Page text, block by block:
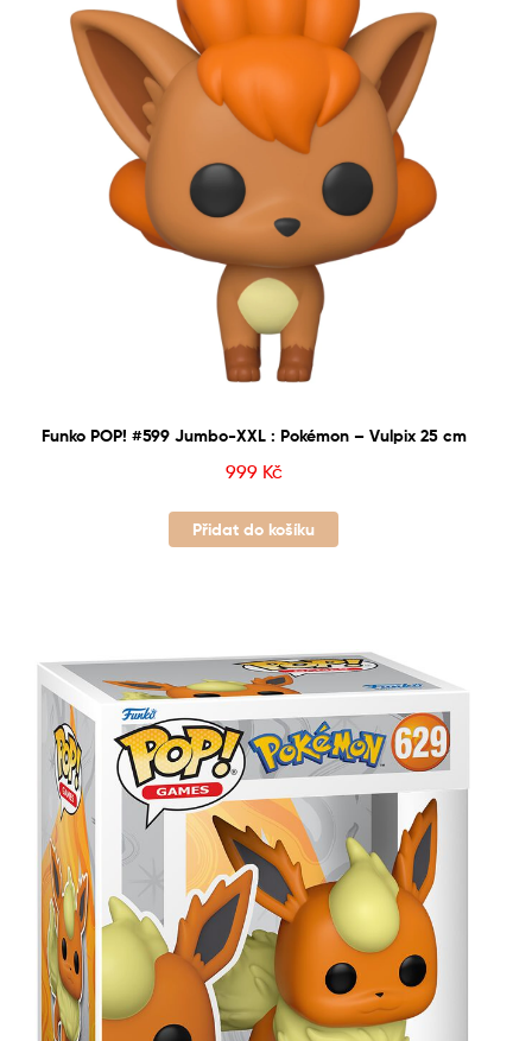
Funko POP! #599 Jumbo-XXL : Pokémon – Vulpix 25 cm
999 Kč
Přidat do košíku